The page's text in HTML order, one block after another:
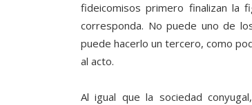
fideicomisos primero finalizan la
corresponda. No puede uno de
puede hacerlo un tercero, como
al acto.
Al igual que la sociedad